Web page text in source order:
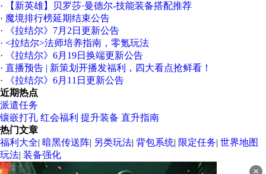
·
【新英雄】贝罗莎·曼德尔-技能装备搭配推荐
· 魔境排行榜延期结束公告
·
《拉结尔》7月2日更新公告
· <拉结尔>法师培养指南，零氪玩法
·
《拉结尔》6月19日换端更新公告
· 直播预告 | 新策划开播发福利，四大看点抢鲜看！
·
《拉结尔》6月11日更新公告
近期热点
派遣任务
镶嵌打孔 红会福利 提升装备 直升指南
热门文章
福利大全| 暗黑传送阵| 另类玩法| 背包系统| 限定任务| 世界地图
玩法| 装备强化
×